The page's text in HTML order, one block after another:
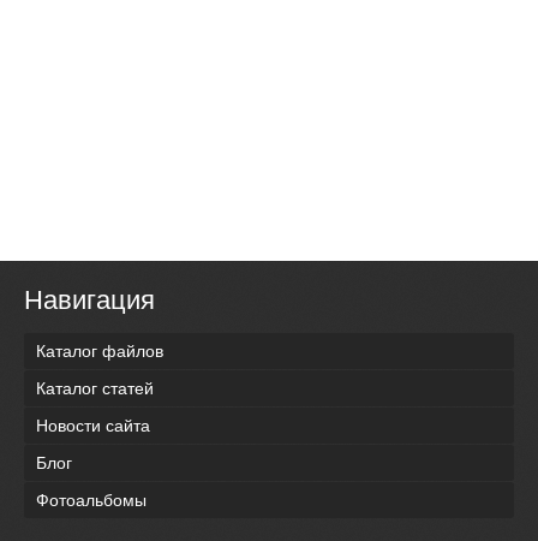
Навигация
Каталог файлов
Каталог статей
Новости сайта
Блог
Фотоальбомы